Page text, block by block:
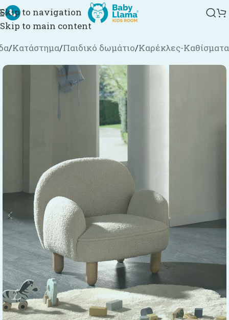
Skip to navigation
Skip to main content
/Κατάστημα/Παιδικό δωμάτιο/Καρέκλες-Καθίσματα